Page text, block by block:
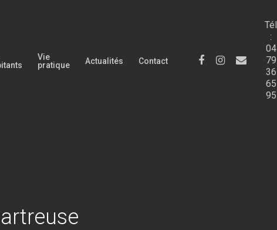
Vie
pratique
Actualités Contact facebookinstagram
email
Tél
:
04
79
36
65
95